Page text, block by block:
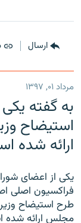
ارسال
مرداد ۰۱, ۱۳۹۷
به گفته
استیضاح
ارائه شده
یکی از اعضای
فراکسیون اصلی
مجلس ارائه